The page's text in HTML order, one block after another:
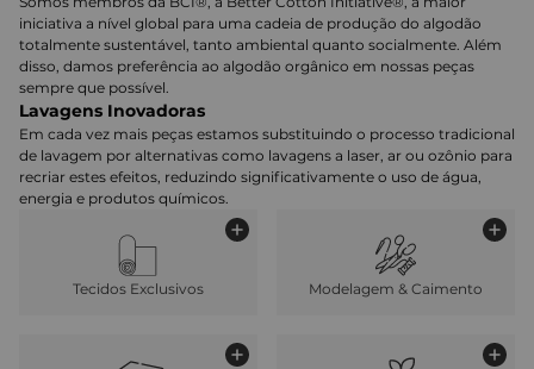
iniciativa a nível global para uma cadeia de produção do algodão
totalmente sustentável, tanto ambiental quanto socialmente. Além
disso, damos preferência ao algodão orgânico em nossas peças
sempre que possível.
Lavagens Inovadoras
Em cada vez mais peças estamos substituindo o processo tradicional
de lavagem por alternativas como lavagens a laser, ar ou ozônio para
recriar estes efeitos, reduzindo significativamente o uso de água,
energia e produtos químicos.
Tecidos Exclusivos Modelagem & Caimento